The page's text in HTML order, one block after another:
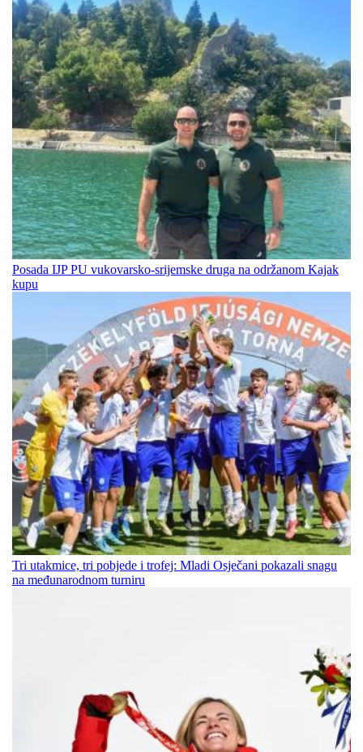
Posada IJP PU vukovarsko-srijemske druga na održanom Kajak
kupu
Tri utakmice, tri pobjede i trofej: Mladi Osječani pokazali snagu
na međunarodnom turniru